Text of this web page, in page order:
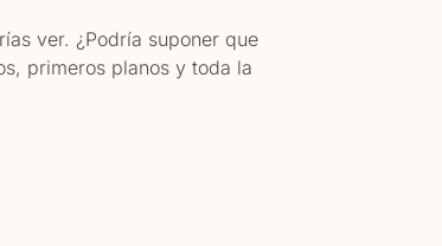
ver. ¿Podría suponer que
primeros planos y toda la